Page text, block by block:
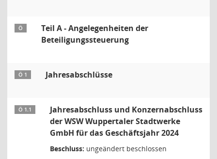
Ö
Teil A - Angelegenheiten der
Beteiligungssteuerung
Ö 1 Jahresabschlüsse
Ö 1.1
Jahresabschluss und Konzernabschluss
der WSW Wuppertaler Stadtwerke
GmbH für das Geschäftsjahr 2024
Beschluss: ungeändert beschlossen